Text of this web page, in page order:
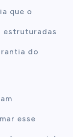
que o
estruturadas
do
esse